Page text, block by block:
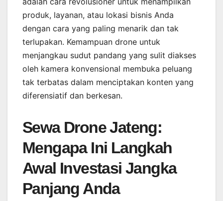
produk, layanan, atau lokasi bisnis Anda
dengan cara yang paling menarik dan tak
terlupakan. Kemampuan drone untuk
menjangkau sudut pandang yang sulit diakses
oleh kamera konvensional membuka peluang
tak terbatas dalam menciptakan konten yang
diferensiatif dan berkesan.
Sewa Drone Jateng:
Mengapa Ini Langkah
Awal Investasi Jangka
Panjang Anda